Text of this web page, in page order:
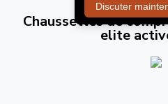
Chaussettes de
elite
Discuter